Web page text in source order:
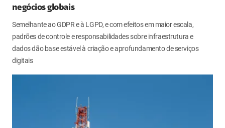
negócios globais
Semelhante ao GDPR e à LGPD, e com efeitos em maior escala,
padrões de controle e responsabilidades sobre infraestrutura e
dados dão base estável à criação e aprofundamento de serviços
digitais